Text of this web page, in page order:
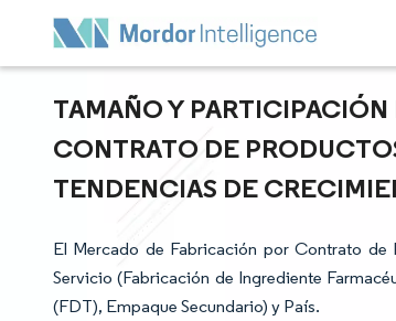
TAMAÑO Y
CONTRATO DE
TENDENCIAS DE
El Mercado de Fabricación por Contrato
Servicio (Fabricación de Ingrediente
(FDT), Empaque Secundario) y País.